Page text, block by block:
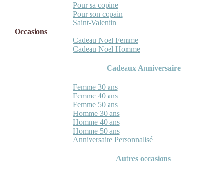
Pour sa copine
Pour son copain
Saint-Valentin
Occasions
Cadeau Noel Femme
Cadeau Noel Homme
Cadeaux Anniversaire
Femme 30 ans
Femme 40 ans
Femme 50 ans
Homme 30 ans
Homme 40 ans
Homme 50 ans
Anniversaire Personnalisé
Autres occasions